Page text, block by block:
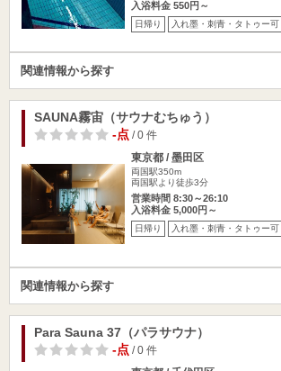
入浴料金 550円～
日帰り 入れ墨・刺青・タトゥー可
関連情報から探す
SAUNA霧宙（サウナむちゅう）
-点 / 0 件
東京都 / 墨田区
両国駅350m
両国駅より徒歩3分
営業時間 8:30～26:10
入浴料金 5,000円～
日帰り 入れ墨・刺青・タトゥー可
関連情報から探す
Para Sauna 37（パラサウナ）
-点 / 0 件